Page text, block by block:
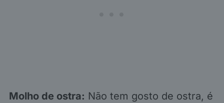
Molho de ostra: Não tem gosto de ostra, é